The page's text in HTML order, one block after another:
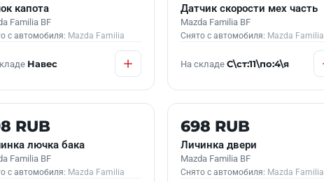
капота
Familia BF
с автомобиля: Mazda Familia
Навес
Датчик скорости мех часть
Mazda Familia BF
Снято с автомобиля: Mazda Familia
На складе С\ст:11\по:4\я
НАЛИЧИИ
RUB
лючка бака
Familia BF
с автомобиля: Mazda Familia
Б/У В НАЛИЧИИ
698 RUB
Личинка двери
Mazda Familia BF
Снято с автомобиля: Mazda Familia